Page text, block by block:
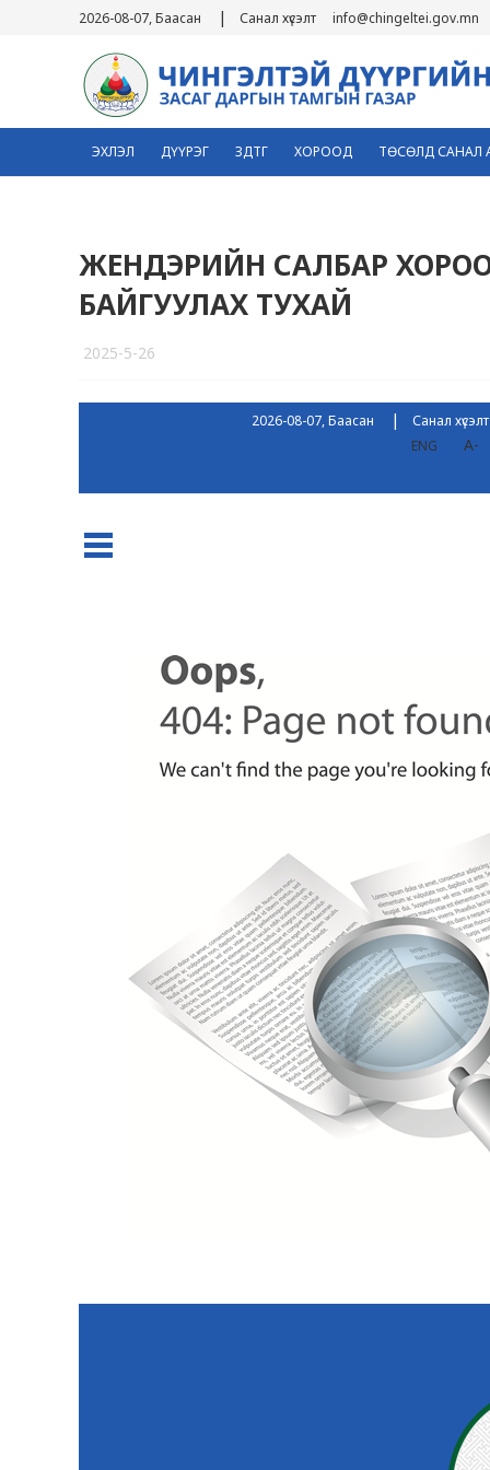
2026-08-07, Баасан | Санал хүсэлт info@chingeltei.gov.mn
ЭХЛЭЛ ДҮҮРЭГ ЗДТГ ХОРООД ТӨСӨЛД САНАЛ
ЖЕНДЭРИЙН САЛБАР
БАЙГУУЛАХ ТУХАЙ
2025-5-26